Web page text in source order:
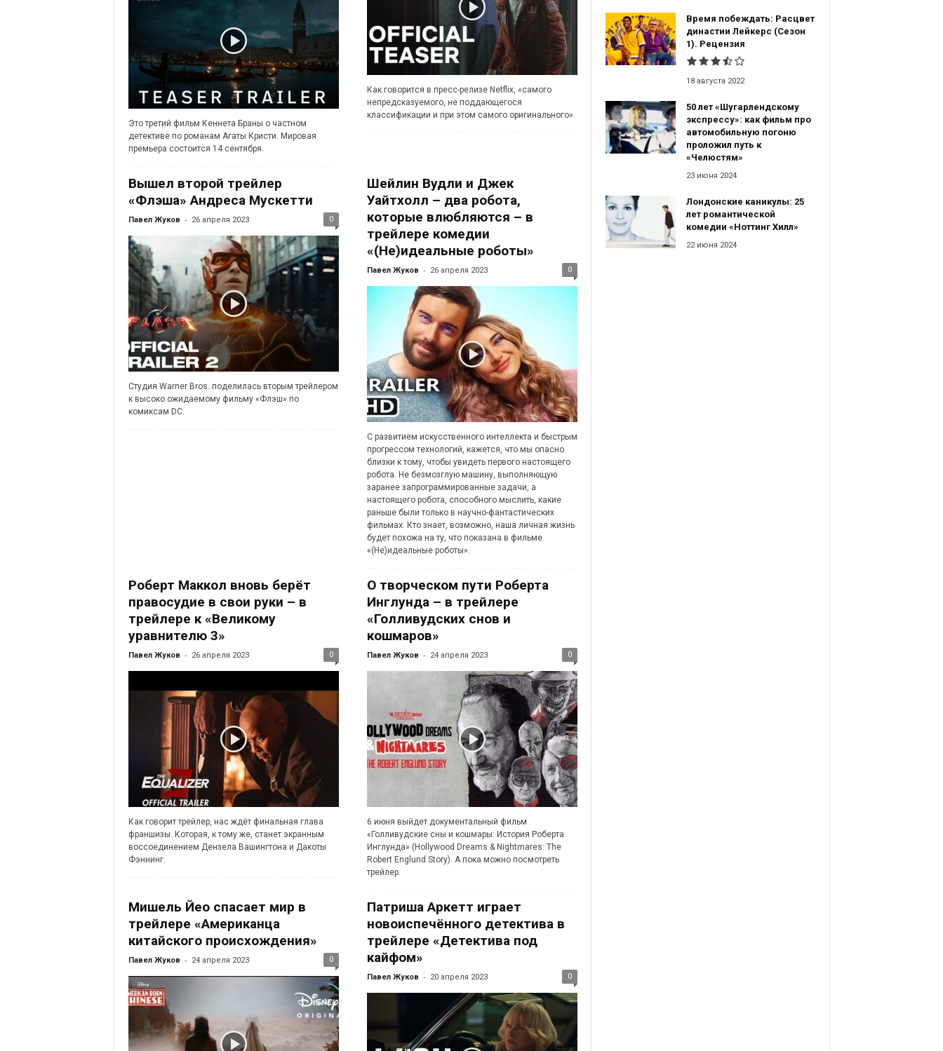
Это третий фильм Кеннета Браны о частном
детективе по романам Агаты Кристи. Мировая
премьера состоится 14 сентября.
Как говорится в пресс-релизе Netflix, «самого
непредсказуемого, не поддающегося
классификации и при этом самого оригинального».
Вышел второй трейлер
«Флэша» Андреса Мускетти
Павел Жуков - 26 апреля 2023 0
Студия Warner Bros. поделилась вторым трейлером
к высоко ожидаемому фильму «Флэш» по
комиксам DC.
Шейлин Вудли и Джек
Уайтхолл – два робота,
которые влюбляются – в
трейлере комедии
«(Не)идеальные роботы»
Павел Жуков - 26 апреля 2023 0
С развитием искусственного интеллекта и быстрым
прогрессом технологий, кажется, что мы опасно
близки к тому, чтобы увидеть первого настоящего
робота. Не безмозглую машину, выполняющую
заранее запрограммированные задачи, а
настоящего робота, способного мыслить, какие
раньше были только в научно-фантастических
фильмах. Кто знает, возможно, наша личная жизнь
будет похожа на ту, что показана в фильме
«(Не)идеальные роботы».
Роберт Маккол вновь берёт
правосудие в свои руки – в
трейлере к «Великому
уравнителю 3»
Павел Жуков - 26 апреля 2023 0
Как говорит трейлер, нас ждёт финальная глава
франшизы. Которая, к тому же, станет экранным
воссоединением Дензела Вашингтона и Дакоты
Фэннинг.
О творческом пути Роберта
Инглунда – в трейлере
«Голливудских снов и
кошмаров»
Павел Жуков - 24 апреля 2023 0
6 июня выйдет документальный фильм
«Голливудские сны и кошмары: История Роберта
Инглунда» (Hollywood Dreams & Nightmares: The
Robert Englund Story). А пока можно посмотреть
трейлер.
Мишель Йео спасает мир в
трейлере «Американца
китайского происхождения»
Павел Жуков - 24 апреля 2023 0
Патриша Аркетт играет
новоиспечённого детектива в
трейлере «Детектива под
кайфом»
Павел Жуков - 20 апреля 2023 0
Время побеждать: Расцвет
династии Лейкерс (Сезон
1). Рецензия
18 августа 2022
50 лет «Шугарлендскому
экспрессу»: как фильм про
автомобильную погоню
проложил путь к
«Челюстям»
23 июня 2024
Лондонские каникулы: 25
лет романтической
комедии «Ноттинг Хилл»
22 июня 2024